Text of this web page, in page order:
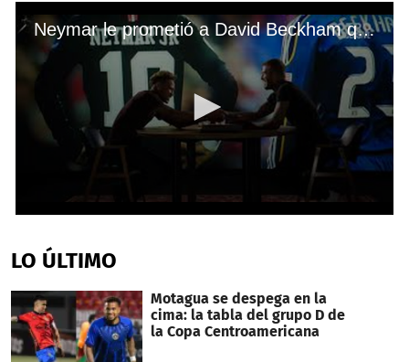
Neymar le prometió a David Beckham que jugará en el Inter de Miami de la MLS
of
20
LO ÚLTIMO
Motagua se despega en la
cima: la tabla del grupo D de
la Copa Centroamericana